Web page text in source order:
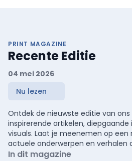
PRINT MAGAZINE
Recente Editie
04 mei 2026
Nu lezen
Ontdek de nieuwste editie van
inspirerende artikelen,
visuals. Laat je meenemen op een
actuele onderwerpen en verhalen
In dit magazine